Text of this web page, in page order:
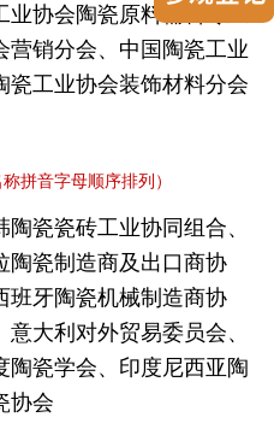
协会陶瓷原料辅料专业
营销分会、中国陶瓷工业
瓷工业协会装饰材料分会
称拼音字母顺序排列）
瓷瓷砖工业协同组合、
陶瓷制造商及出口商协
班牙陶瓷机械制造商协
大利对外贸易委员会、
陶瓷学会、印度尼西亚陶
协会